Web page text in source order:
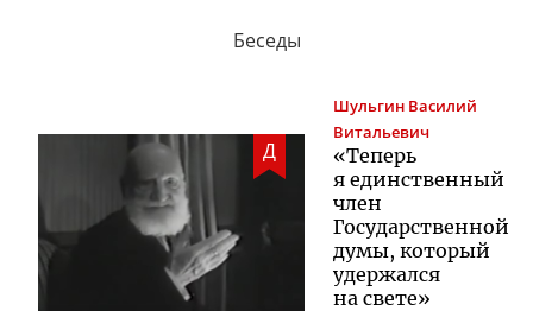
Беседы
Д
Шульгин Василий
Витальевич
«Теперь
я единственный
член
Государственной
думы, который
удержался
на свете»